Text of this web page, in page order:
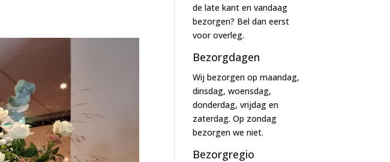
de late kant en vandaag
bezorgen? Bel dan eerst
voor overleg.
Bezorgdagen
Wij bezorgen op maandag,
dinsdag, woensdag,
donderdag, vrijdag en
zaterdag. Op zondag
bezorgen we niet.
Bezorgregio